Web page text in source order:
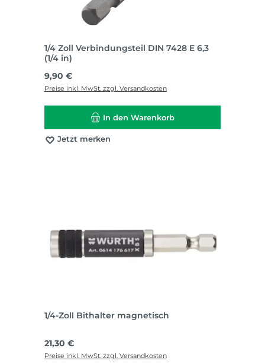
1/4 Zoll Verbindungsteil DIN 7428 E 6,3
(1/4 in)
Regulärer Preis:
9,90 €
Preise inkl. MwSt. zzgl. Versandkosten
In den Warenkorb
Jetzt merken
1/4-Zoll Bithalter magnetisch
Regulärer Preis:
21,30 €
Preise inkl. MwSt. zzgl. Versandkosten